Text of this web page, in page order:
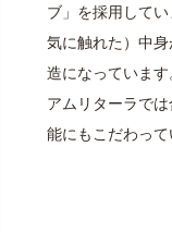
ブ」を採用して
気に触れた）中
造になっています
アムリターラで
能にもこだわって